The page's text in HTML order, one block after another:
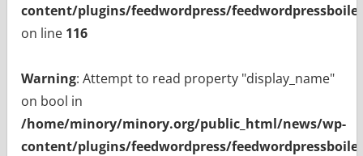
content/plugins/feedwordpress/
on line 116
Warning: Attempt to read property "display_name"
on bool in
/home/minory/minory.org/public_html/news/wp-
content/plugins/feedwordpress/